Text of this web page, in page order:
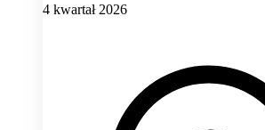
4 kwartał 2026